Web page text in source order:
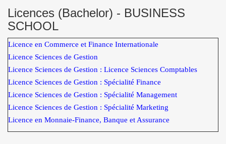
Licences (Bachelor) - BUSINESS
SCHOOL
Licence en Commerce et Finance Internationale
Licence Sciences de Gestion
Licence Sciences de Gestion : Licence Sciences Comptables
Licence Sciences de Gestion : Spécialité Finance
Licence Sciences de Gestion : Spécialité Management
Licence Sciences de Gestion : Spécialité Marketing
Licence en Monnaie-Finance, Banque et Assurance